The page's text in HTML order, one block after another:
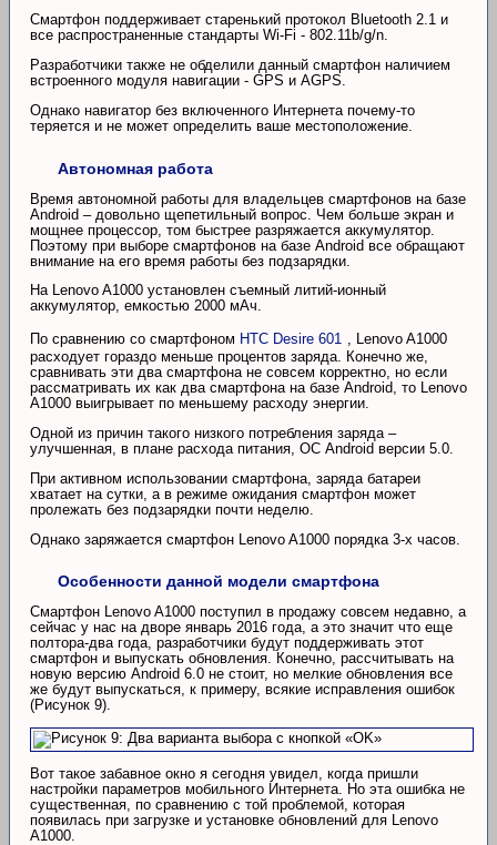
Смартфон поддерживает старенький протокол Bluetooth 2.1 и
все распространенные стандарты Wi-Fi - 802.11b/g/n.
Разработчики также не обделили данный смартфон наличием
встроенного модуля навигации - GPS и AGPS.
Однако навигатор без включенного Интернета почему-то
теряется и не может определить ваше местоположение.
Автономная работа
Время автономной работы для владельцев смартфонов на базе
Android – довольно щепетильный вопрос. Чем больше экран и
мощнее процессор, том быстрее разряжается аккумулятор.
Поэтому при выборе смартфонов на базе Android все обращают
внимание на его время работы без подзарядки.
На Lenovo A1000 установлен съемный литий-ионный
аккумулятор, емкостью 2000 мАч.
По сравнению со смартфоном HTC Desire 601 , Lenovo A1000
расходует гораздо меньше процентов заряда. Конечно же,
сравнивать эти два смартфона не совсем корректно, но если
рассматривать их как два смартфона на базе Android, то Lenovo
A1000 выигрывает по меньшему расходу энергии.
Одной из причин такого низкого потребления заряда –
улучшенная, в плане расхода питания, ОС Android версии 5.0.
При активном использовании смартфона, заряда батареи
хватает на сутки, а в режиме ожидания смартфон может
пролежать без подзарядки почти неделю.
Однако заряжается смартфон Lenovo A1000 порядка 3-х часов.
Особенности данной модели смартфона
Смартфон Lenovo A1000 поступил в продажу совсем недавно, а
сейчас у нас на дворе январь 2016 года, а это значит что еще
полтора-два года, разработчики будут поддерживать этот
смартфон и выпускать обновления. Конечно, рассчитывать на
новую версию Android 6.0 не стоит, но мелкие обновления все
же будут выпускаться, к примеру, всякие исправления ошибок
(Рисунок 9).
Вот такое забавное окно я сегодня увидел, когда пришли
настройки параметров мобильного Интернета. Но эта ошибка не
существенная, по сравнению с той проблемой, которая
появилась при загрузке и установке обновлений для Lenovo
A1000.